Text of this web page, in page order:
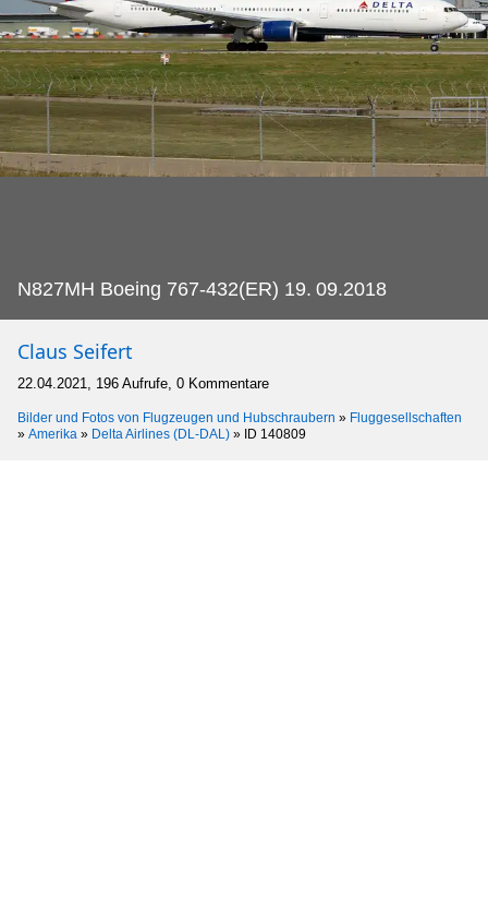
N827MH Boeing 767-432(ER) 19. 09.2018
Claus Seifert
22.04.2021, 196 Aufrufe, 0 Kommentare
Bilder und Fotos von Flugzeugen und Hubschraubern » Fluggesellschaften
» Amerika » Delta Airlines (DL-DAL) » ID 140809